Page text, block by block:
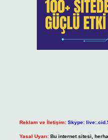
Reklam ve İletişim: Skype:
Yasal Uyarı: Bu internet sitesi,